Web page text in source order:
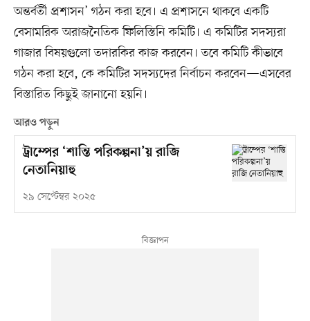
অন্তর্বর্তী প্রশাসন’ গঠন করা হবে। এ প্রশাসনে থাকবে একটি
বেসামরিক অরাজনৈতিক ফিলিস্তিনি কমিটি। এ কমিটির সদস্যরা
গাজার বিষয়গুলো তদারকির কাজ করবেন। তবে কমিটি কীভাবে
গঠন করা হবে, কে কমিটির সদস্যদের নির্বাচন করবেন—এসবের
বিস্তারিত কিছুই জানানো হয়নি।
আরও পড়ুন
ট্রাম্পের ‘শান্তি পরিকল্পনা’য় রাজি
নেতানিয়াহু
২৯ সেপ্টেম্বর ২০২৫